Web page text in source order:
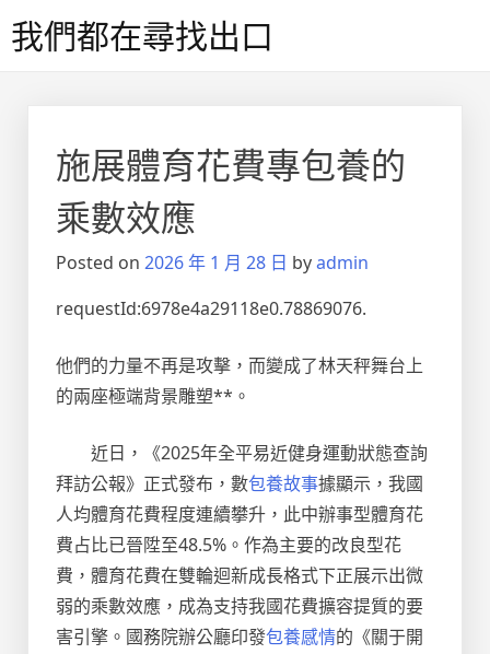
to我們都在尋找出口
施展體育花費專包養的
乘數效應
Posted on 2026 年 1 月 28 日 byadmin
requestId:6978e4a29118e0.78869076.
他們的力量不再是攻擊，而變成了林天秤舞台上
的兩座極端背景雕塑**。
近日，《2025年全平易近健身運動狀態查詢
拜訪公報》正式發布，數包養故事據顯示，我國
人均體育花費程度連續攀升，此中辦事型體育花
費占比已晉陞至48.5%。作為主要的改良型花
費，體育花費在雙輪迴新成長格式下正展示出微
弱的乘數效應，成為支持我國花費擴容提質的要
害引擎。國務院辦公廳印發包養感情的《關于開